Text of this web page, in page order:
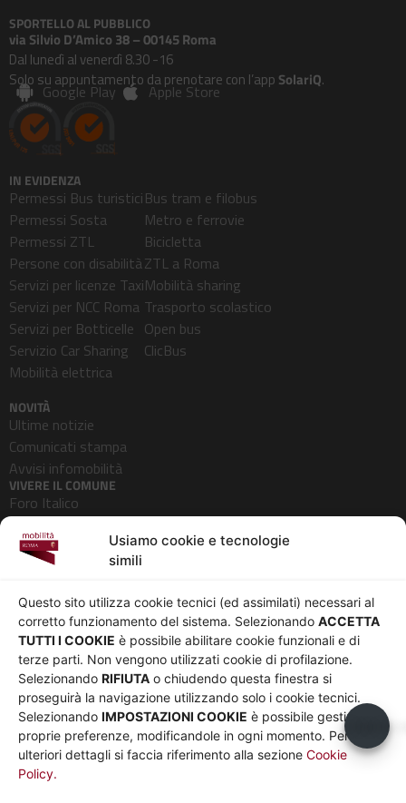
Usiamo cookie e tecnologie
simili
Questo sito utilizza cookie tecnici (ed assimilati) necessari al
corretto funzionamento del sistema. Selezionando ACCETTA
TUTTI I COOKIE è possibile abilitare cookie funzionali e di
terze parti. Non vengono utilizzati cookie di profilazione.
Selezionando RIFIUTA o chiudendo questa finestra si
proseguirà la navigazione utilizzando solo i cookie tecnici.
Selezionando IMPOSTAZIONI COOKIE è possibile gestire le
proprie preferenze, modificandole in ogni momento. Per
ulteriori dettagli si faccia riferimento alla sezione Cookie
Policy.
SPORTELLO AL PUBBLICO
via Silvio D’Amico 38 – 00145 Roma
Dal lunedì al venerdì 8.30 -16
Solo su appuntamento da prenotare con l’app SolariQ.
Google Play Apple Store
IN EVIDENZA
Permessi Bus turistici
Permessi Sosta
Permessi ZTL
Persone con disabilità
Servizi per licenze Taxi
Servizi per NCC Roma
Servizi per Botticelle
Servizio Car Sharing
Mobilità elettrica
Bus tram e filobus
Metro e ferrovie
Bicicletta
ZTL a Roma
Mobilità sharing
Trasporto scolastico
Open bus
ClicBus
NOVITÀ
Ultime notizie
Comunicati stampa
Avvisi infomobilità
VIVERE IL COMUNE
Foro Italico
Pedonalizzazioni
Aeroporti
Chi siamo
Governance
Whistleblowing
Co-Marketing
Social media policy
Informativa Cookie
Informativa Sito web e
social media
Privacy
Parità di genere
Amministrazione
trasparente
Bandi e gare
Note legali
UTILITÀ
Usiamo